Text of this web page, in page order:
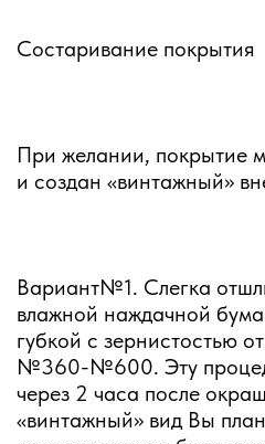
Состаривание покрытия
При желании, покрытие
и создан «винтажный»
Вариант№1. Слегка
влажной наждачной
губкой с зернистостью
№360-№600. Эту
через 2 часа после
«винтажный» вид Вы